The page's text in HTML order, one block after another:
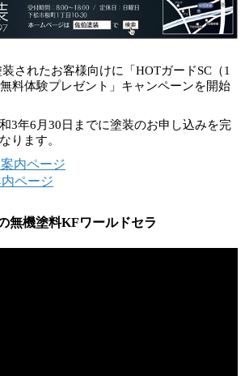
されたお客様向けに「HOTガードSC（1
料体験プレゼント」キャンペーンを開始
3年6月30日 までに塗装のお申し込みを完
ります。
内ページ
ページ
無機塗料KFワールドセラ